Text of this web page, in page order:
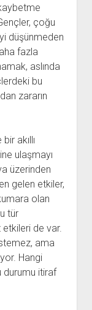
çoğu
düşünmeden
fazla
aslında
bu
zararın
akıllı
ulaşmayı
üzerinden
gelen etkiler,
olan
tür
etkileri de var.
ama
Hangi
durumu itiraf